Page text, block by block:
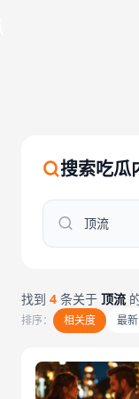
搜索吃瓜
找到 4 条关于 顶流
排序： 相关度 最新